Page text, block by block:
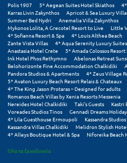
Πλύτρα Λακωνίας
Πόρος
Πόρτο Χέλι
Πρέβεζα
Πύλος
Πύργος
Ρ
Polis 1907
5* Aegean Suites Hotel Skiathos
Karras Livin Zakynthos
Apricot & Sea Luxury
Summer Bed Nydri
Anemelia Villa Zakynthos
Mykonos Lolita, A Grecotel Resort to Live
Little
4* Sofianna Resort & Spa
4* Louis Althea Beach
Zante Vista Villas
4* Aqua Serenity Luxury Suites
Anastasia Hotel Crete
5* Amada Colossos
Ink Hotel Phos Rethymno
Abelonas Retreat
Belohorizonte Fine Accommodation Chalkidiki
Pandora Studios & Apartments
4* Zeus Village
5* Avaton Luxury Beach Resort Relais & Chateaux
4* The King Jason Protaras – Designed for adults
Romanos Beach Villas by Xenia Resorts Messenia
Nereides Hotel Chalkidiki
Taki's Guests
Kastri
Voreades Studios Tinos
Gennadi Dreams
4* Lila Guesthouse Ermoupoli
Kassandra
Kassandra Villas Chalkidiki
Melidron Stylish
4* Alleys Boutique Hotel & Spa
Niforeika Beach
Όλα τα ξενοδοχεία